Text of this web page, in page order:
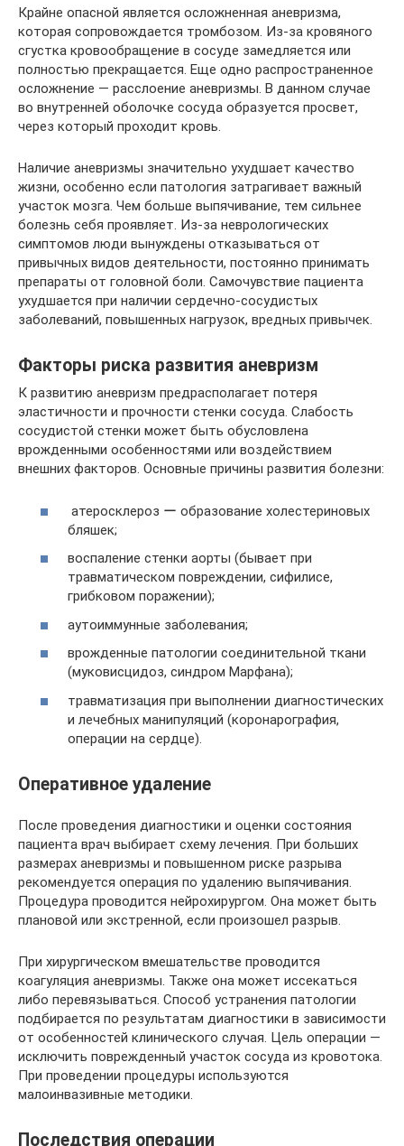
Крайне опасной является осложненная аневризма,
которая сопровождается тромбозом. Из-за кровяного
сгустка кровообращение в сосуде замедляется или
полностью прекращается. Еще одно распространенное
осложнение — расслоение аневризмы. В данном случае
во внутренней оболочке сосуда образуется просвет,
через который проходит кровь.
Наличие аневризмы значительно ухудшает качество
жизни, особенно если патология затрагивает важный
участок мозга. Чем больше выпячивание, тем сильнее
болезнь себя проявляет. Из-за неврологических
симптомов люди вынуждены отказываться от
привычных видов деятельности, постоянно принимать
препараты от головной боли. Самочувствие пациента
ухудшается при наличии сердечно-сосудистых
заболеваний, повышенных нагрузок, вредных привычек.
Факторы риска развития аневризм
К развитию аневризм предрасполагает потеря
эластичности и прочности стенки сосуда. Слабость
сосудистой стенки может быть обусловлена
врожденными особенностями или воздействием
внешних факторов. Основные причины развития болезни:
атеросклероз ー образование холестериновых
бляшек;
воспаление стенки аорты (бывает при
травматическом повреждении, сифилисе,
грибковом поражении);
аутоиммунные заболевания;
врожденные патологии соединительной ткани
(муковисцидоз, синдром Марфана);
травматизация при выполнении диагностических
и лечебных манипуляций (коронарография,
операции на сердце).
Оперативное удаление
После проведения диагностики и оценки состояния
пациента врач выбирает схему лечения. При больших
размерах аневризмы и повышенном риске разрыва
рекомендуется операция по удалению выпячивания.
Процедура проводится нейрохирургом. Она может быть
плановой или экстренной, если произошел разрыв.
При хирургическом вмешательстве проводится
коагуляция аневризмы. Также она может иссекаться
либо перевязываться. Способ устранения патологии
подбирается по результатам диагностики в зависимости
от особенностей клинического случая. Цель операции —
исключить поврежденный участок сосуда из кровотока.
При проведении процедуры используются
малоинвазивные методики.
Последствия операции